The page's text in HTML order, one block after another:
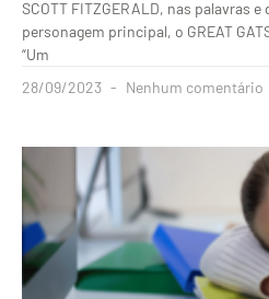
SCOTT FITZGERALD, nas palavras
personagem principal, o GREAT
“Um
28/09/2023
Nenhum comentário